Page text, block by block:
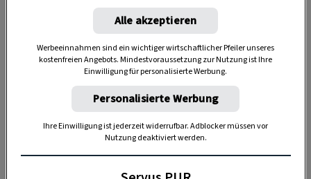
Eine Schweinezucht
Seit 2011 züchten Andreas Felleis und Patrick
Knittelfelder Alpen-Weideschweine. Diese
Schweinehaltung ist zweifellos die nachhaltigste
und natürlichste Form der Schweinemast. Die
Tiere leben ganzjährig im Freien, auf
Alle akzeptieren
Werbeeinnahmen sind ein wichtiger wirtschaftlicher Pfeiler unseres
kostenfreien Angebots. Mindestvoraussetzung zur Nutzung ist Ihre
Einwilligung für personalisierte Werbung.
Personalisierte Werbung
Ihre Einwilligung ist jederzeit widerrufbar. Adblocker müssen vor
Nutzung deaktiviert werden.